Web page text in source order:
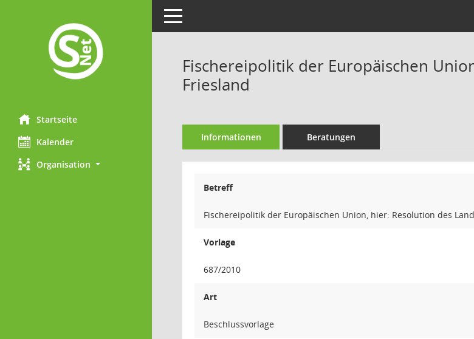
Startseite
Kalender
Organisation
Toggle navigation
Fischereipolitik der Europäischen
Friesland
Informationen Beratungen
Betreff
Fischereipolitik der Europäischen Union, hier: Resolution des
Vorlage
687/2010
Art
Beschlussvorlage